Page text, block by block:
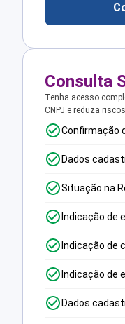
Consulta
Tenha acesso
CNPJ e reduza
Confirmação
Dados
Situação na
Indicação de
Indicação de
Indicação de
Dados